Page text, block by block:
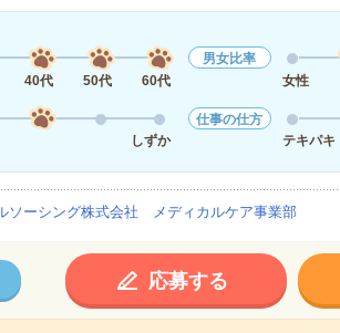
40代 50代 60代
男女比率
女性
しずか
仕事の仕方
テキパキ
ソーシング株式会社 メディカルケア事業部
応募する